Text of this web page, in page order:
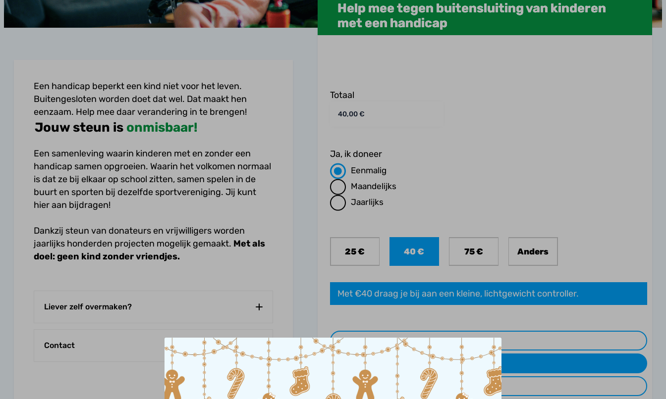
Een handicap beperkt een kind niet voor het leven.
Buitengesloten worden doet dat wel. Dat maakt hen
eenzaam. Help mee daar verandering in te brengen!
Jouw steun is onmisbaar!
Een samenleving waarin kinderen met en zonder een
handicap samen opgroeien. Waarin het volkomen normaal
is dat ze bij elkaar op school zitten, samen spelen in de
buurt en sporten bij dezelfde sportvereniging. Jij kunt
hier aan bijdragen!
Dankzij steun van donateurs en vrijwilligers worden
jaarlijks honderden projecten mogelijk gemaakt. Met als
doel: geen kind zonder vriendjes.
Liever zelf overmaken?
Contact
Heb je een vraag over bijvoorbeeld onze
Help mee tegen buitensluiting van kinderen
met een handicap
Totaal
Ja, ik doneer
Eenmalig
Maandelijks
Jaarlijks
Bedragen*
25 € 40 € 75 € Anders
Met €40 draag je bij aan een kleine, lichtgewicht controller.
Giftbedrag_eenmalig*
€15
€100